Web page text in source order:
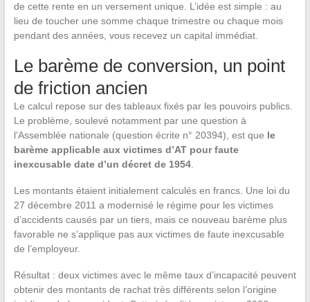
de cette rente en un versement unique. L’idée est simple : au
lieu de toucher une somme chaque trimestre ou chaque mois
pendant des années, vous recevez un capital immédiat.
Le barème de conversion, un point
de friction ancien
Le calcul repose sur des tableaux fixés par les pouvoirs publics.
Le problème, soulevé notamment par une question à
l’Assemblée nationale (question écrite n° 20394), est que le
barème applicable aux victimes d’AT pour faute
inexcusable date d’un décret de 1954.
Les montants étaient initialement calculés en francs. Une loi du
27 décembre 2011 a modernisé le régime pour les victimes
d’accidents causés par un tiers, mais ce nouveau barème plus
favorable ne s’applique pas aux victimes de faute inexcusable
de l’employeur.
Résultat : deux victimes avec le même taux d’incapacité peuvent
obtenir des montants de rachat très différents selon l’origine